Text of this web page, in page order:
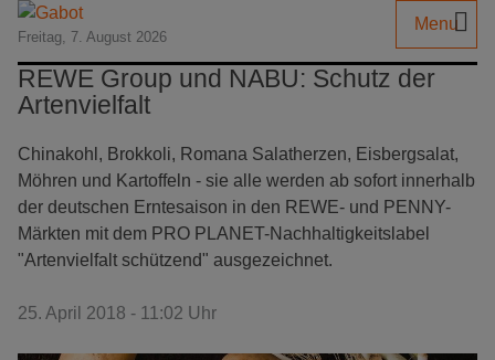
Freitag, 7. August 2026
Menu
REWE Group und NABU: Schutz der
Artenvielfalt
Chinakohl, Brokkoli, Romana Salatherzen, Eisbergsalat,
Möhren und Kartoffeln - sie alle werden ab sofort innerhalb
der deutschen Erntesaison in den REWE- und PENNY-
Märkten mit dem PRO PLANET-Nachhaltigkeitslabel
"Artenvielfalt schützend" ausgezeichnet.
25. April 2018 - 11:02 Uhr